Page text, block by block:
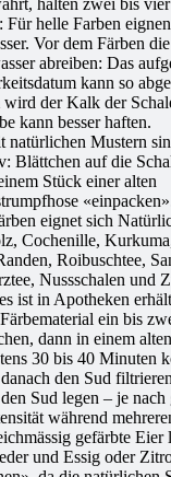
Für helle Farben
Vor dem Färben
abreiben: Das
kann so
wird der Kalk der
kann besser haften.
natürlichen Mustern
Blättchen auf die
Stück einer alten
eignet sich
Cochenille,
Roibuschtee,
Nussschalen und
ist in Apotheken
ein bis
dann in einem
30 bis 40 Minuten
den Sud
Sud legen – je nach
während
gefärbte Eier
und Essig oder